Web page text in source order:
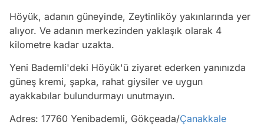
Höyük, adanın güneyinde, Zeytinliköy yakınlarında yer
alıyor. Ve adanın merkezinden yaklaşık olarak 4
kilometre kadar uzakta.
Yeni Bademli'deki Höyük'ü ziyaret ederken yanınızda
güneş kremi, şapka, rahat giysiler ve uygun
ayakkabılar bulundurmayı unutmayın.
Adres: 17760 Yenibademli, Gökçeada/Çanakkale